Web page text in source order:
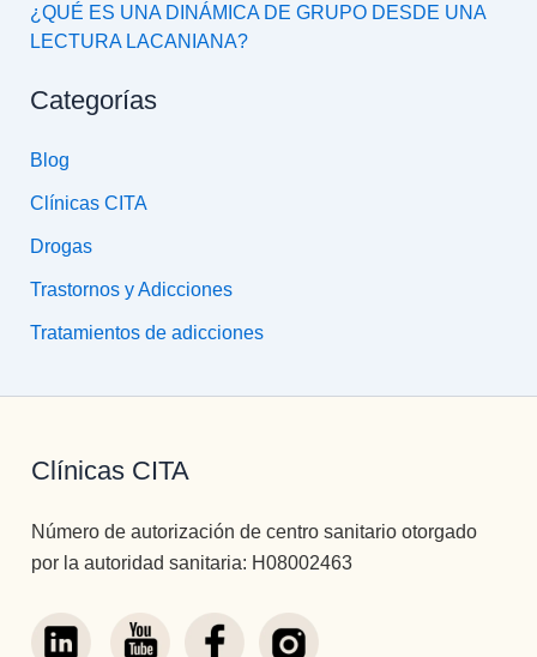
¿QUÉ ES UNA DINÁMICA DE GRUPO DESDE UNA
LECTURA LACANIANA?
Categorías
Blog
Clínicas CITA
Drogas
Trastornos y Adicciones
Tratamientos de adicciones
Clínicas CITA
Número de autorización de centro sanitario otorgado
por la autoridad sanitaria: H08002463